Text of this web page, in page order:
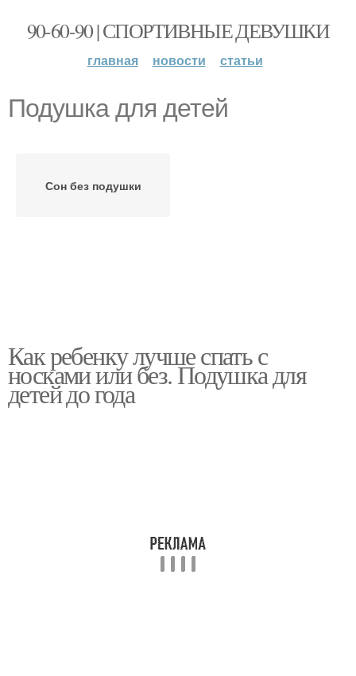
90-60-90 | СПОРТИВНЫЕ ДЕВУШКИ
главная новости статьи
Подушка для детей
Сон без подушки
Как ребенку лучше спать с
носками или без. Подушка для
детей до года